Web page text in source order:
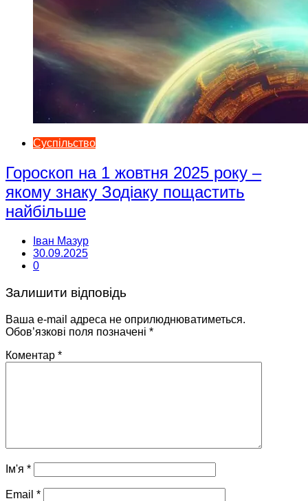
Суспільство
Гороскоп на 1 жовтня 2025 року –
якому знаку Зодіаку пощастить
найбільше
Іван Мазур
30.09.2025
0
Залишити відповідь
Ваша e-mail адреса не оприлюднюватиметься.
Обов’язкові поля позначені *
Коментар *
Ім'я *
Email *